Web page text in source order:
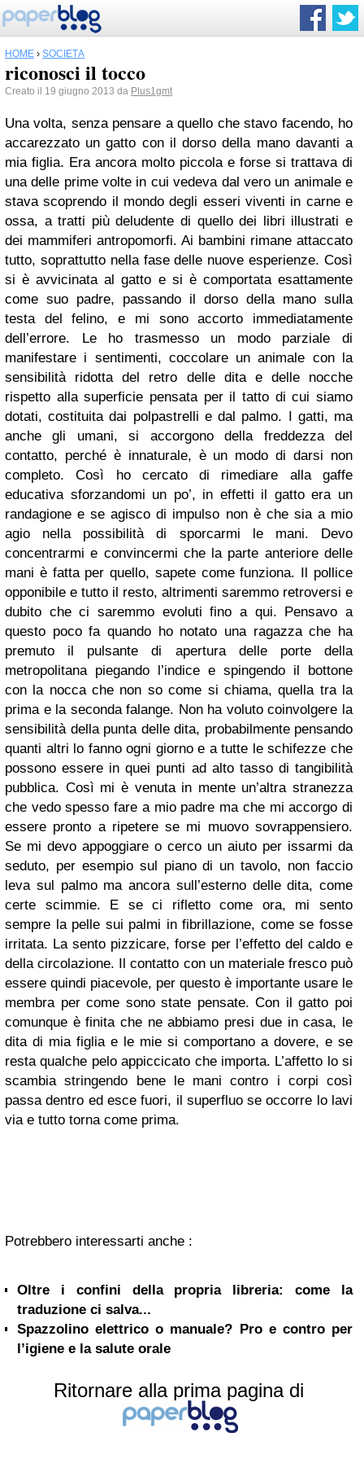
HOME › SOCIETÀ
riconosci il tocco
Creato il 19 giugno 2013 da Plus1gmt
Una volta, senza pensare a quello che stavo facendo, ho
accarezzato un gatto con il dorso della mano davanti a
mia figlia. Era ancora molto piccola e forse si trattava di
una delle prime volte in cui vedeva dal vero un animale e
stava scoprendo il mondo degli esseri viventi in carne e
ossa, a tratti più deludente di quello dei libri illustrati e
dei mammiferi antropomorfi. Ai bambini rimane attaccato
tutto, soprattutto nella fase delle nuove esperienze. Così
si è avvicinata al gatto e si è comportata esattamente
come suo padre, passando il dorso della mano sulla
testa del felino, e mi sono accorto immediatamente
dell’errore. Le ho trasmesso un modo parziale di
manifestare i sentimenti, coccolare un animale con la
sensibilità ridotta del retro delle dita e delle nocche
rispetto alla superficie pensata per il tatto di cui siamo
dotati, costituita dai polpastrelli e dal palmo. I gatti, ma
anche gli umani, si accorgono della freddezza del
contatto, perché è innaturale, è un modo di darsi non
completo. Così ho cercato di rimediare alla gaffe
educativa sforzandomi un po’, in effetti il gatto era un
randagione e se agisco di impulso non è che sia a mio
agio nella possibilità di sporcarmi le mani. Devo
concentrarmi e convincermi che la parte anteriore delle
mani è fatta per quello, sapete come funziona. Il pollice
opponibile e tutto il resto, altrimenti saremmo retroversi e
dubito che ci saremmo evoluti fino a qui. Pensavo a
questo poco fa quando ho notato una ragazza che ha
premuto il pulsante di apertura delle porte della
metropolitana piegando l’indice e spingendo il bottone
con la nocca che non so come si chiama, quella tra la
prima e la seconda falange. Non ha voluto coinvolgere la
sensibilità della punta delle dita, probabilmente pensando
quanti altri lo fanno ogni giorno e a tutte le schifezze che
possono essere in quei punti ad alto tasso di tangibilità
pubblica. Così mi è venuta in mente un’altra stranezza
che vedo spesso fare a mio padre ma che mi accorgo di
essere pronto a ripetere se mi muovo sovrappensiero.
Se mi devo appoggiare o cerco un aiuto per issarmi da
seduto, per esempio sul piano di un tavolo, non faccio
leva sul palmo ma ancora sull’esterno delle dita, come
certe scimmie. E se ci rifletto come ora, mi sento
sempre la pelle sui palmi in fibrillazione, come se fosse
irritata. La sento pizzicare, forse per l’effetto del caldo e
della circolazione. Il contatto con un materiale fresco può
essere quindi piacevole, per questo è importante usare le
membra per come sono state pensate. Con il gatto poi
comunque è finita che ne abbiamo presi due in casa, le
dita di mia figlia e le mie si comportano a dovere, e se
resta qualche pelo appiccicato che importa. L’affetto lo si
scambia stringendo bene le mani contro i corpi così
passa dentro ed esce fuori, il superfluo se occorre lo lavi
via e tutto torna come prima.
Potrebbero interessarti anche :
Oltre i confini della propria libreria: come la
traduzione ci salva...
Spazzolino elettrico o manuale? Pro e contro per
l’igiene e la salute orale
Ritornare alla prima pagina di